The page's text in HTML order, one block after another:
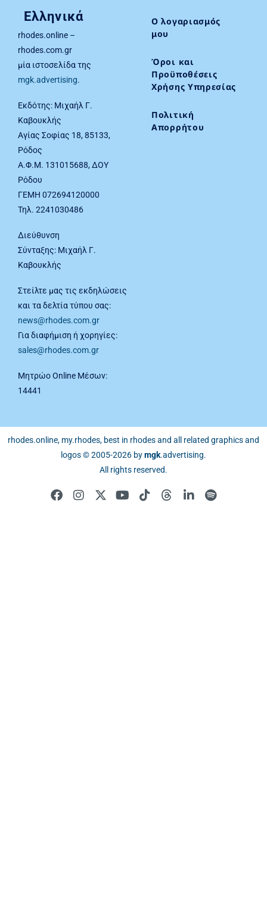
Ελληνικά
rhodes.online –
rhodes.com.gr
μία ιστοσελίδα της
mgk.advertising.
Εκδότης: Μιχαήλ Γ.
Καβουκλής
Αγίας Σοφίας 18, 85133,
Ρόδος
Α.Φ.Μ. 131015688, ΔΟΥ
Ρόδου
ΓΕΜΗ 072694120000
Τηλ. 2241030486
Διεύθυνση
Σύνταξης: Μιχαήλ Γ.
Καβουκλής
Στείλτε μας τις εκδηλώσεις
και τα δελτία τύπου σας:
news@rhodes.com.gr
Για διαφήμιση ή χορηγίες:
sales@rhodes.com.gr
Μητρώο Online Μέσων:
14441
Ο λογαριασμός
μου
Όροι και
Προϋποθέσεις
Χρήσης Υπηρεσίας
Πολιτική
Απορρήτου
rhodes.online, my.rhodes, best in rhodes and all related graphics and
logos © 2005-2026 bymgk.advertising.
All rights reserved.